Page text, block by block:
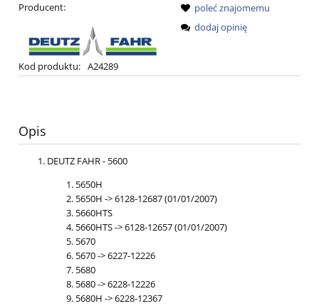
Producent:
Kod produktu: A24289
poleć znajomemu
dodaj opinię
Opis
DEUTZ FAHR - 5600
5650H
5650H -> 6128-12687 (01/01/2007)
5660HTS
5660HTS -> 6128-12657 (01/01/2007)
5670
5670 -> 6227-12226
5680
5680 -> 6228-12226
5680H -> 6228-12367